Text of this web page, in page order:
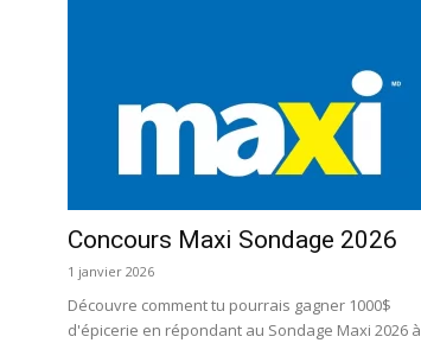
Concours Maxi Sondage 2026
1 janvier 2026
Découvre comment tu pourrais gagner 1000$
d'épicerie en répondant au Sondage Maxi 2026 à